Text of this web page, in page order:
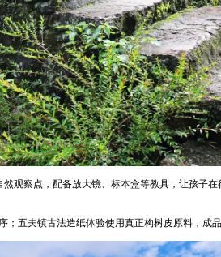
观察点，配备放大镜、标本盒等教具，让孩子
五夫镇古法造纸体验使用真正构树皮原料，成品